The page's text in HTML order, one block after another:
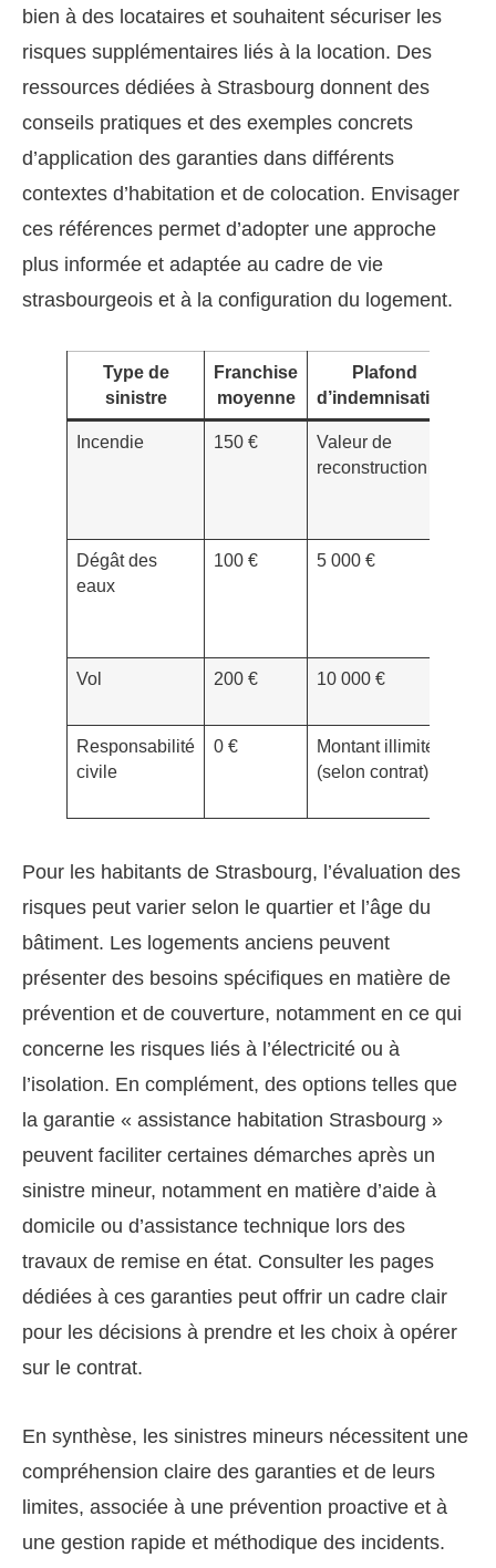
bien à des locataires et souhaitent sécuriser les
risques supplémentaires liés à la location. Des
ressources dédiées à Strasbourg donnent des
conseils pratiques et des exemples concrets
d’application des garanties dans différents
contextes d’habitation et de colocation. Envisager
ces références permet d’adopter une approche
plus informée et adaptée au cadre de vie
strasbourgeois et à la configuration du logement.
Type de
sinistre
Franchise
moyenne
Plafond
d’indemnisation
Incendie 150 €
Valeur de
reconstruction
Dégât des
eaux
100 € 5 000 €
Vol 200 € 10 000 €
Responsabilité
civile
0 €
Montant illimité
(selon contrat)
Pour les habitants de Strasbourg, l’évaluation des
risques peut varier selon le quartier et l’âge du
bâtiment. Les logements anciens peuvent
présenter des besoins spécifiques en matière de
prévention et de couverture, notamment en ce qui
concerne les risques liés à l’électricité ou à
l’isolation. En complément, des options telles que
la garantie « assistance habitation Strasbourg »
peuvent faciliter certaines démarches après un
sinistre mineur, notamment en matière d’aide à
domicile ou d’assistance technique lors des
travaux de remise en état. Consulter les pages
dédiées à ces garanties peut offrir un cadre clair
pour les décisions à prendre et les choix à opérer
sur le contrat.
En synthèse, les sinistres mineurs nécessitent une
compréhension claire des garanties et de leurs
limites, associée à une prévention proactive et à
une gestion rapide et méthodique des incidents.